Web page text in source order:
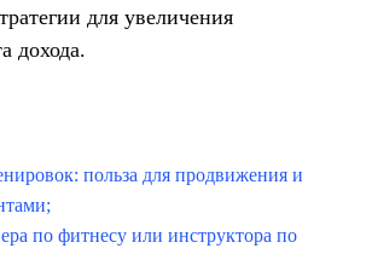
для увеличения
дохода.
польза для продвижения и
по фитнесу или инструктора по